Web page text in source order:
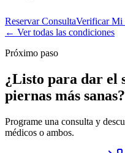
Reservar ConsultaVerificar Mi
← Ver todas las condiciones
Próximo paso
¿Listo para dar el
piernas más sanas?
Programe una consulta y
médicos o ambos.